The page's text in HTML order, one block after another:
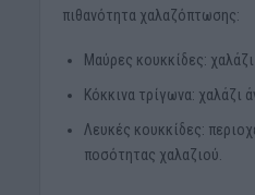
πιθανότητα χαλαζόπτωσης:
Μαύρες κουκκίδες:
Κόκκινα τρίγωνα: χαλάζι
Λευκές κουκκίδες:
ποσότητας χαλαζιού.